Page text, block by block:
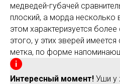
медведей-губачей
плоский, а морда несколько
этом характеризуется
этого, у этих зверей
метка, по форме
Интересный момент! Уши у